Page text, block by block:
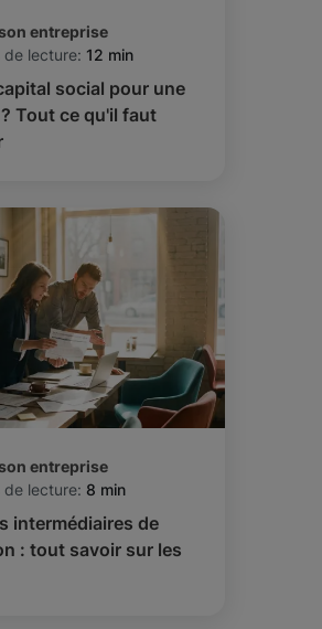
entreprise
de lecture: 12 min
social pour une
? Tout ce qu'il faut
entreprise
de lecture: 8 min
intermédiaires de
: tout savoir sur les